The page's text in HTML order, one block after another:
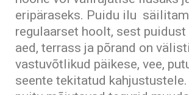
eripäraseks. Puidu ilu
regulaarset hoolt, sest
aed, terrass ja põrand on
vastuvõtlikud päikese, vee,
seente tekitatud kahjustustele.